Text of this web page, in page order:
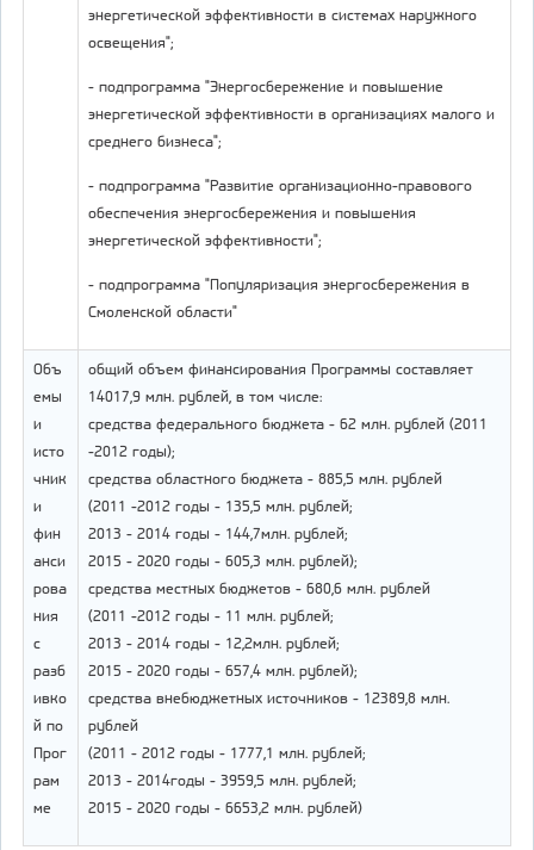
энергетической эффективности в системах наружного
освещения";
- подпрограмма "Энергосбережение и повышение
энергетической эффективности в организациях малого и
среднего бизнеса";
- подпрограмма "Развитие организационно-правового
обеспечения энергосбережения и повышения
энергетической эффективности";
- подпрограмма "Популяризация энергосбережения в
Смоленской области"
Объ
емы
и
исто
чник
и
фин
анси
рова
ния
с
разб
ивко
й по
Прог
рам
ме
общий объем финансирования Программы составляет
14017,9 млн. рублей, в том числе:
средства федерального бюджета - 62 млн. рублей (2011
-2012 годы);
средства областного бюджета - 885,5 млн. рублей
(2011 -2012 годы - 135,5 млн. рублей;
2013 - 2014 годы - 144,7млн. рублей;
2015 - 2020 годы - 605,3 млн. рублей);
средства местных бюджетов - 680,6 млн. рублей
(2011 -2012 годы - 11 млн. рублей;
2013 - 2014 годы - 12,2млн. рублей;
2015 - 2020 годы - 657,4 млн. рублей);
средства внебюджетных источников - 12389,8 млн.
рублей
(2011 - 2012 годы - 1777,1 млн. рублей;
2013 - 2014годы - 3959,5 млн. рублей;
2015 - 2020 годы - 6653,2 млн. рублей)